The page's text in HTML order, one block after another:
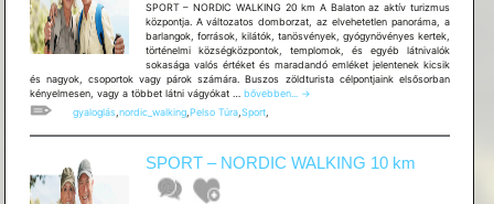
SPORT – NORDIC WALKING 20 km A Balaton az aktív turizmus
központja. A változatos domborzat, az elvehetetlen panoráma, a
barlangok, források, kilátók, tanösvények, gyógynövényes kertek,
történelmi községközpontok, templomok, és egyéb látnivalók
sokasága valós értéket és maradandó emléket jelentenek kicsik
és nagyok, csoportok vagy párok számára. Buszos zöldturista célpontjaink elsősorban
kényelmesen, vagy a többet látni vágyókat … SPORT
–
NORDIC
WALKING
km
bővebben...
→
gyaloglás, nordic_walking, Pelso Túra, Sport,
SPORT – NORDIC WALKING 10 km